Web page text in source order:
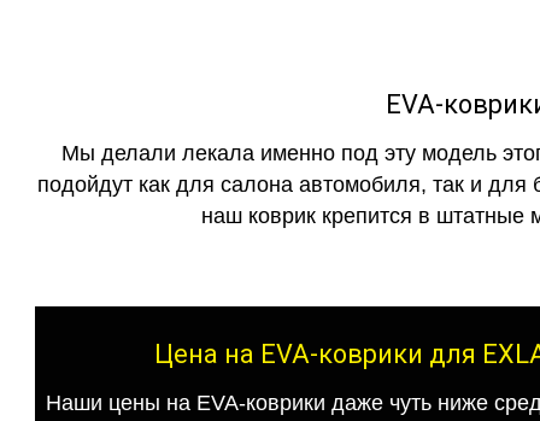
EVA-
Мы делали лекала именно под эту модель
подойдут как для салона автомобиля, так и для
наш коврик крепится в штатные
Цена на EVA-коврики для
Наши цены на EVA-коврики даже чуть ниже